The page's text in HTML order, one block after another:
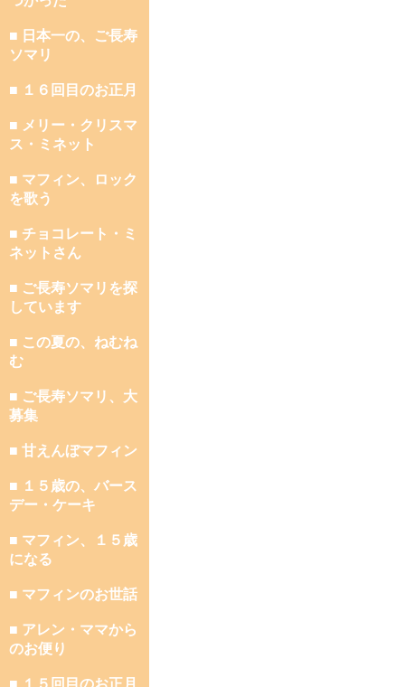
■ 日本一の、ご長寿
ソマリ
■ １６回目のお正月
■ メリー・クリスマ
ス・ミネット
■ マフィン、ロック
を歌う
■ チョコレート・ミ
ネットさん
■ ご長寿ソマリを探
しています
■ この夏の、ねむね
む
■ ご長寿ソマリ、大
募集
■ 甘えんぼマフィン
■ １５歳の、バース
デー・ケーキ
■ マフィン、１５歳
になる
■ マフィンのお世話
■ アレン・ママから
のお便り
■ １５回目のお正月